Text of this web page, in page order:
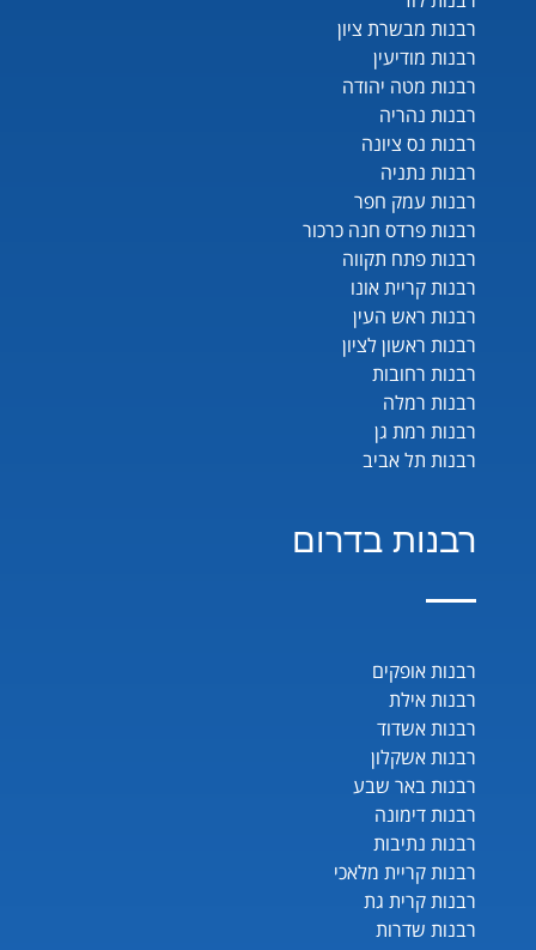
רבנות מבשרת ציון
רבנות מודיעין
רבנות מטה יהודה
רבנות נהריה
רבנות נס ציונה
רבנות נתניה
רבנות עמק חפר
רבנות פרדס חנה כרכור
רבנות פתח תקווה
רבנות קריית אונו
רבנות ראש העין
רבנות ראשון לציון
רבנות רחובות
רבנות רמלה
רבנות רמת גן
רבנות תל אביב
רבנות בדרום
רבנות אופקים
רבנות אילת
רבנות אשדוד
רבנות אשקלון
רבנות באר שבע
רבנות דימונה
רבנות נתיבות
רבנות קריית מלאכי
רבנות קרית גת
רבנות שדרות